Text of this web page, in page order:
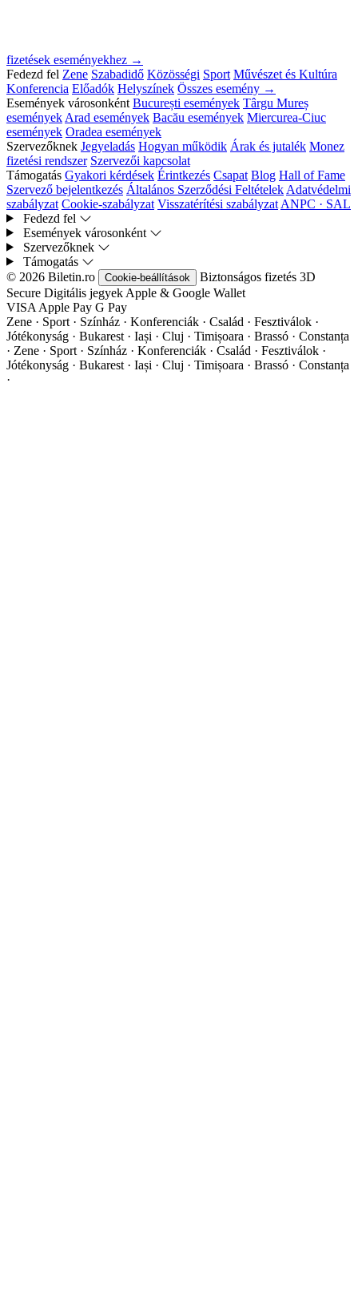
fizetések eseményekhez →
Fedezd fel Zene Szabadidő Közösségi Sport Művészet és Kultúra
Konferencia Előadók Helyszínek Összes esemény →
Események városonként București események Târgu Mureș
események Arad események Bacău események Miercurea-Ciuc
események Oradea események
Szervezőknek Jegyeladás Hogyan működik Árak és jutalék Monez
fizetési rendszer Szervezői kapcsolat
Támogatás Gyakori kérdések Érintkezés Csapat Blog Hall of Fame
Szervező bejelentkezés Általános Szerződési Feltételek Adatvédelmi
szabályzat Cookie-szabályzat Visszatérítési szabályzat ANPC · SAL
Fedezd fel
Események városonként
Szervezőknek
Támogatás
© 2026 Biletin.ro
Cookie-beállítások Biztonságos fizetés 3D
Secure Digitális jegyek Apple & Google Wallet
VISA Apple Pay G Pay
Zene · Sport · Színház · Konferenciák · Család · Fesztiválok ·
Jótékonyság · Bukarest · Iași · Cluj · Timișoara · Brassó · Constanța
· Zene · Sport · Színház · Konferenciák · Család · Fesztiválok ·
Jótékonyság · Bukarest · Iași · Cluj · Timișoara · Brassó · Constanța
·